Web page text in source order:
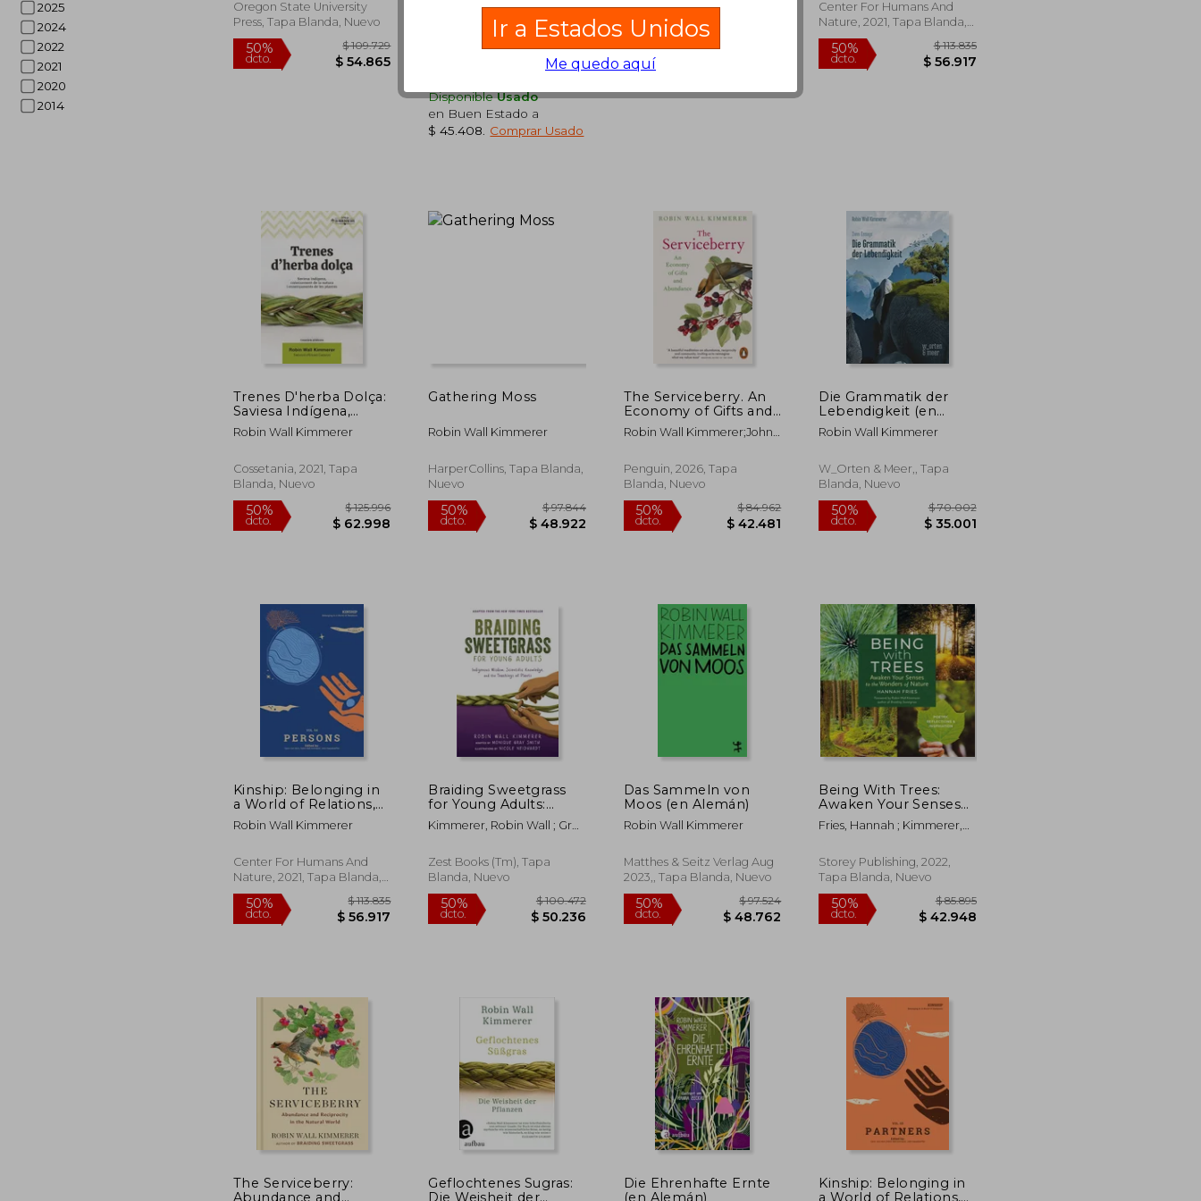
2025
2024
2022
2021
2020
2014
Oregon State University
Press, Tapa Blanda, Nuevo
50%
dcto.
Allida, Tapa Dura, Nuevo
DisponibleUsado
en Buen Estado a
$ 45.408
Comprar Usado
Capitán Swing, 2026, Tapa
Blanda, Nuevo
50%
dcto.
$ 99.971
$ 49.986
Center For Humans And
Nature, 2021, Tapa Blanda,
Nuevo
50%
dcto.
Trenes D'herba Dolça:
Saviesa Indígena,
Coneixement de la
Natura i
Plantes (en Catalán)
Robin Wall Kimmerer
Cossetania, 2021, Tapa
Blanda, Nuevo
50%
dcto.
$ 125.996
$ 62.998
Gathering Moss
Robin Wall Kimmerer
HarperCollins, Tapa Blanda,
Nuevo
50%
dcto.
$ 97.844
$ 48.922
The Serviceberry. An
Economy of Gifts and
Abundance
Robin Wall Kimmerer;John
Penguin, 2026, Tapa
Blanda, Nuevo
50%
dcto.
$ 84.962
$ 42.481
Die Grammatik der
Lebendigkeit (en
Alemán)
Robin Wall Kimmerer
W_Orten & Meer,, Tapa
Blanda, Nuevo
50%
dcto.
Kinship: Belonging in
a World of Relations,
Vol. 4 - Persons (en
Inglés)
Robin Wall Kimmerer
Center For Humans And
Nature, 2021, Tapa Blanda,
Nuevo
Braiding Sweetgrass
for Young Adults:
Indigenous Wisdom,
Scientific Knowledge,
Plants (en Inglés)
Kimmerer, Robin Wall ; Gray
Nicole
Zest Books (Tm), Tapa
Blanda, Nuevo
Das Sammeln von
Moos (en Alemán)
Robin Wall Kimmerer
Matthes & Seitz Verlag Aug
2023,, Tapa Blanda, Nuevo
Being With Trees:
Awaken Your Senses
to the Wonders of
Nature; Poetry,
Inspiration (en Inglés)
Fries, Hannah ; Kimmerer,
Storey Publishing, 2022,
Tapa Blanda, Nuevo
The Serviceberry:
Abundance and
Geflochtenes Sugras:
Die Weisheit der
Die Ehrenhafte Ernte
(en Alemán)
Kinship: Belonging in
a World of Relations,
Ir a Estados Unidos
Me quedo aquí